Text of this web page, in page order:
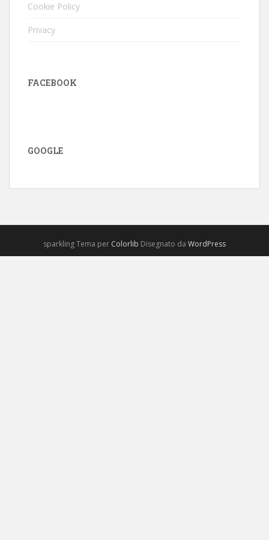
Cookie Policy
Privacy
FACEBOOK
GOOGLE
sparkling Tema per Colorlib Disegnato da WordPress